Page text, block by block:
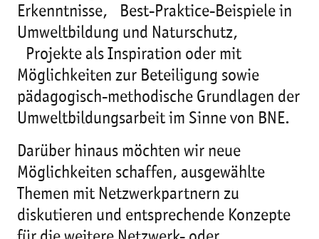
Erkenntnisse, Best-Praktice-Beispiele in
Umweltbildung und Naturschutz,
Projekte als Inspiration oder mit
Möglichkeiten zur Beteiligung sowie
pädagogisch-methodische Grundlagen der
Umweltbildungsarbeit im Sinne von BNE.
Darüber hinaus möchten wir neue
Möglichkeiten schaffen, ausgewählte
Themen mit Netzwerkpartnern zu
diskutieren und entsprechende Konzepte